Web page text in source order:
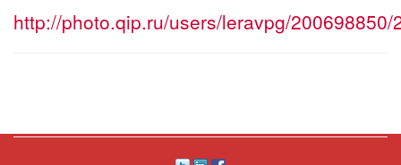
http://photo.qip.ru/users/leravpg/